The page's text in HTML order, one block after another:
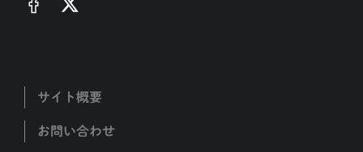
サイト概要
お問い合わせ